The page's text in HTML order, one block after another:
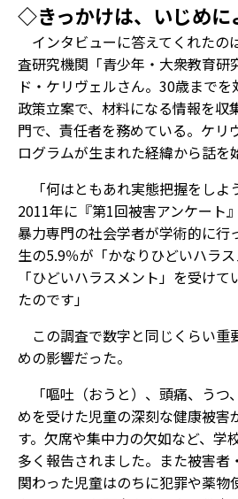
◇きっかけは、いじめに
インタビューに答えてくれたの
査研究機関「青少年・大衆教育研
ド・ケリヴェルさん。30歳まで
政策立案で、材料になる情報を収
門で、責任者を務めている。ケリ
ログラムが生まれた経緯から話を
「何はともあれ実態把握をしよ
2011年に『第1回被害アンケート
暴力専門の社会学者が学術的に行
生の5.9％が「かなりひどいハラ
「ひどいハラスメント」を受け
たのです」
この調査で数字と同じくらい重
めの影響だった。
「嘔吐（おうと）、頭痛、うつ
めを受けた児童の深刻な健康被害
す。欠席や集中力の欠如など、学
多く報告されました。また被害者
関わった児童はのちに犯罪や薬物